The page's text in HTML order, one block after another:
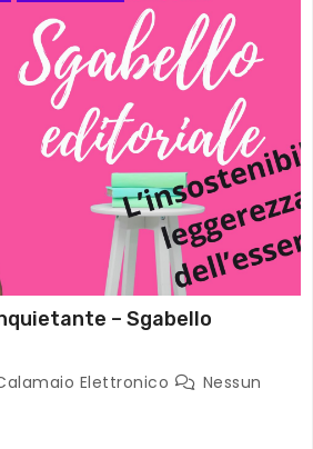
– Sgabello
Elettronico
Nessun